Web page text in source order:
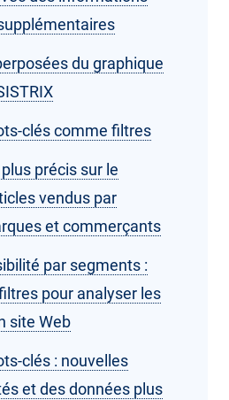
du graphique
clés comme filtres
précis sur le
vendus par
et commerçants
par segments :
pour analyser les
site Web
clés : nouvelles
et des données plus